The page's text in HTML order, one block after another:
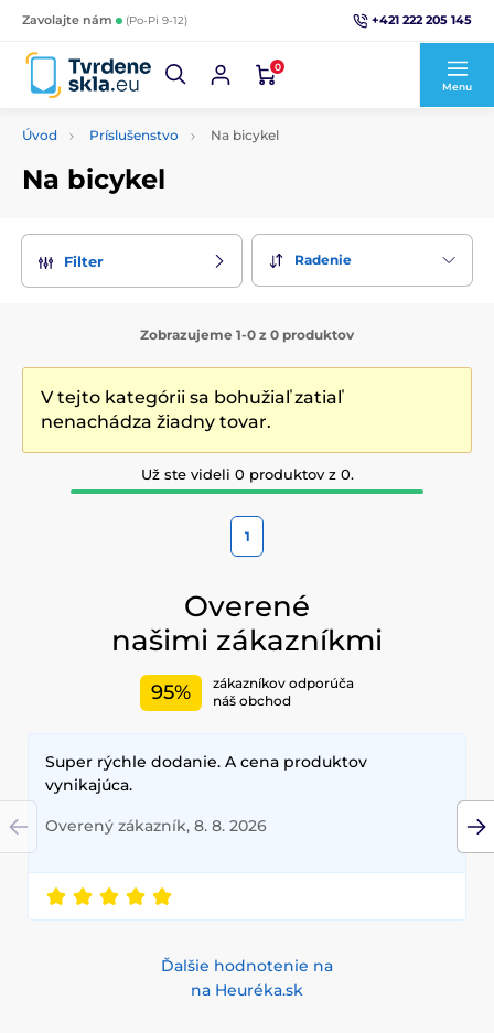
Zavolajte nám (Po-Pi 9-12) +421 222 205 145
0
Menu
Úvod Príslušenstvo Na bicykel
Na bicykel
Filter Radenie
Zobrazujeme 1-0 z 0 produktov
V tejto kategórii sa bohužiaľ zatiaľ
nenachádza žiadny tovar.
Už ste videli 0 produktov z 0.
1
Overené
našimi zákazníkmi
95%
zákazníkov odporúča
náš obchod
Super rýchle dodanie. A cena produktov
vynikajúca.
Overený zákazník, 8. 8. 2026
Ďalšie hodnotenie na
na Heuréka.sk